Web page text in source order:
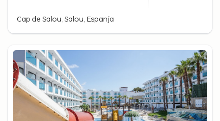
Cap de Salou, Salou, Espanja